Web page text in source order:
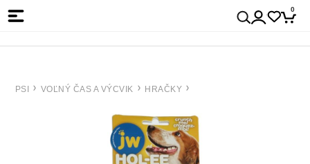
0
PSI VOĽNÝ ČAS A VÝCVIK HRAČKY